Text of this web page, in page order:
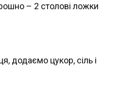
– 2 столові ложки
додаємо цукор, сіль і